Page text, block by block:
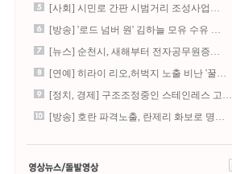
[사회] 시민로 간판 시범거리 조성사업…
[방송] '로드 넘버 원' 김하늘 모유 수유 …
[뉴스] 순천시, 새해부터 전자공무원증…
[연예] 히라이 리오,허벅지 노출 비난 '꿀…
[정치, 경제] 구조조정중인 스테인레스 고…
[방송] 호란 파격노출, 란제리 화보로 명…